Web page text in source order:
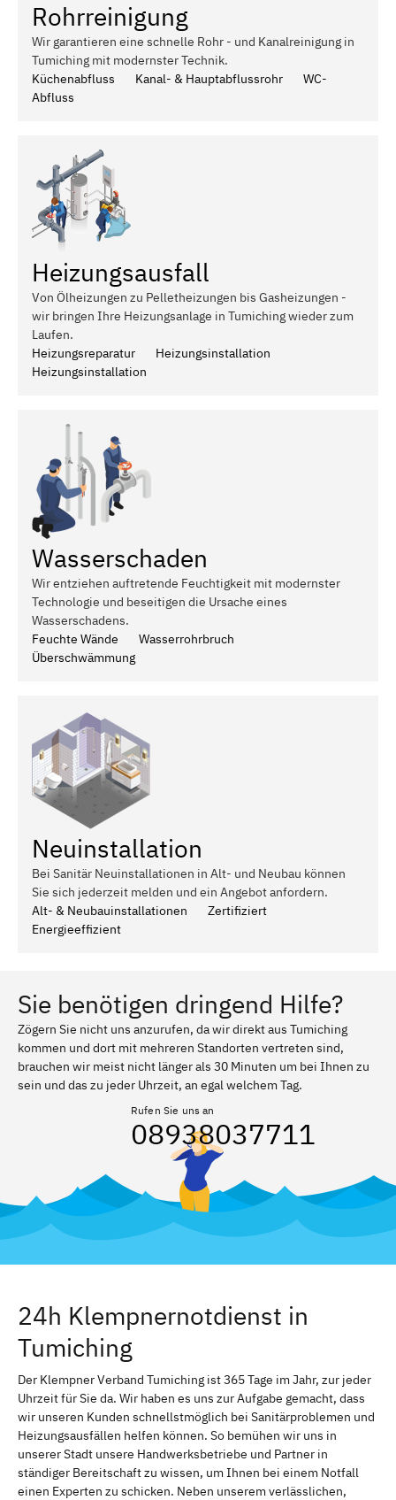
Rohrreinigung
Wir garantieren eine schnelle Rohr - und Kanalreinigung in
Tumiching mit modernster Technik.
Küchenabfluss
Kanal- & Hauptabflussrohr
WC-
Abfluss
Heizungsausfall
Von Ölheizungen zu Pelletheizungen bis Gasheizungen -
wir bringen Ihre Heizungsanlage in Tumiching wieder zum
Laufen.
Heizungsreparatur
Heizungsinstallation
Heizungsinstallation
Wasserschaden
Wir entziehen auftretende Feuchtigkeit mit modernster
Technologie und beseitigen die Ursache eines
Wasserschadens.
Feuchte Wände
Wasserrohrbruch
Überschwämmung
Neuinstallation
Bei Sanitär Neuinstallationen in Alt- und Neubau können
Sie sich jederzeit melden und ein Angebot anfordern.
Alt- & Neubauinstallationen
Zertifiziert
Energieeffizient
Sie benötigen dringend Hilfe?
Zögern Sie nicht uns anzurufen, da wir direkt aus Tumiching
kommen und dort mit mehreren Standorten vertreten sind,
brauchen wir meist nicht länger als 30 Minuten um bei Ihnen zu
sein und das zu jeder Uhrzeit, an egal welchem Tag.
Rufen Sie uns an
08938037711
24h Klempnernotdienst in
Tumiching
Der Klempner Verband Tumiching ist 365 Tage im Jahr, zur jeder
Uhrzeit für Sie da. Wir haben es uns zur Aufgabe gemacht, dass
wir unseren Kunden schnellstmöglich bei Sanitärproblemen und
Heizungsausfällen helfen können. So bemühen wir uns in
unserer Stadt unsere Handwerksbetriebe und Partner in
ständiger Bereitschaft zu wissen, um Ihnen bei einem Notfall
einen Experten zu schicken. Neben unserem verlässlichen,